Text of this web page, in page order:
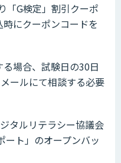
「G検定」割引クーポ
にクーポンコードを
場合、試験日の30日
ールにて相談する必要
タルリテラシー協議会
ート」のオープンバッ